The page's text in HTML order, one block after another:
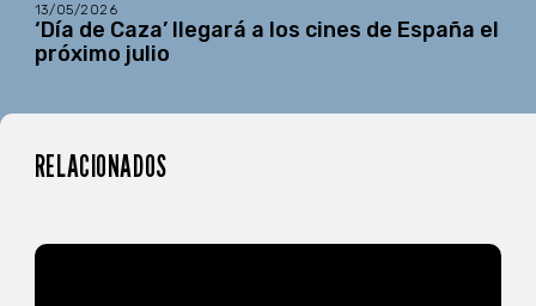
13/05/2026
‘Día de Caza’ llegará a los cines de España el
próximo julio
RELACIONADOS